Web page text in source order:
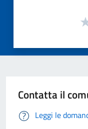
Contatta il
Leggi le